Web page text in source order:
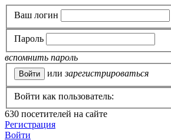
Ваш логин
Пароль
вспомнить пароль
или зарегистрироваться
Войти как пользователь:
630 посетителей на сайте
Регистрация
Войти